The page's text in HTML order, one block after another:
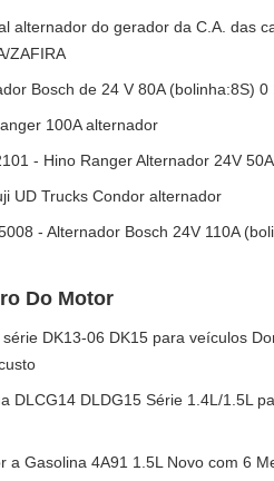
alternador do gerador da C.A. das
ZAFIRA
Bosch de 24 V 80A (bolinha:8S) 0
100A alternador
- Hino Ranger Alternador 24V
UD Trucks Condor alternador
- Alternador Bosch 24V 110A
Do Motor
DK13-06 DK15 para veículos
DLCG14 DLDG15 Série 1.4L/1.5L
a Gasolina 4A91 1.5L Novo com 6